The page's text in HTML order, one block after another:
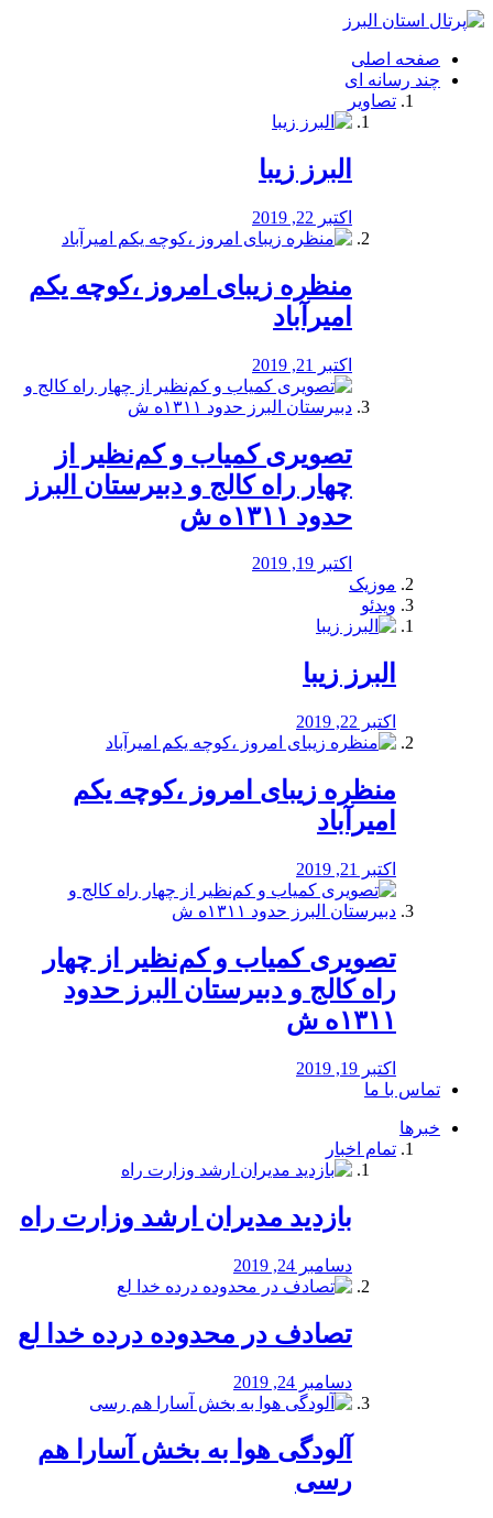
فصد
شرق
تهران
خشکشویی
صفحه اصلی
چند رسانه ای
تصاویر
البرز زیبا
اکتبر 22, 2019
منظره‌‌ زیبای امروز ،کوچه یکم
امیرآباد
اکتبر 21, 2019
️تصویری کمیاب و کم‌نظیر از
چهار راه كالج و دبيرستان البرز
حدود ۱۳۱۱ه ش
اکتبر 19, 2019
موزیک
ویدئو
البرز زیبا
اکتبر 22, 2019
منظره‌‌ زیبای امروز ،کوچه یکم
امیرآباد
اکتبر 21, 2019
️تصویری کمیاب و کم‌نظیر از چهار
راه كالج و دبيرستان البرز حدود
۱۳۱۱ه ش
اکتبر 19, 2019
تماس با ما
خبرها
تمام اخبار
بازدید مدیران ارشد وزارت راه
دسامبر 24, 2019
تصادف در محدوده درده خدا لع
دسامبر 24, 2019
آلودگی هوا به بخش آسارا هم
رسی